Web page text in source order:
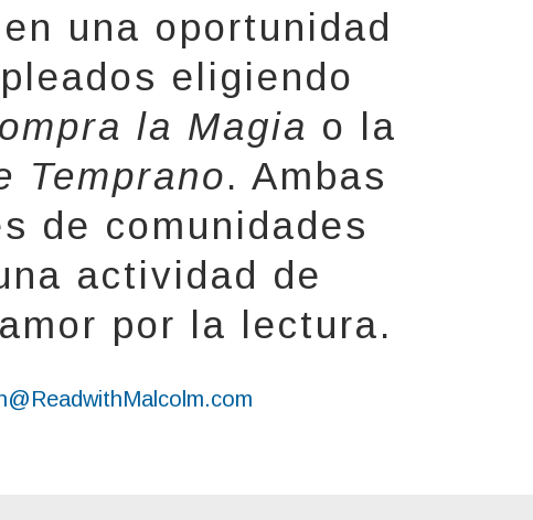
una oportunidad
eligiendo
la Magia o la
Temprano. Ambas
de comunidades
actividad de
por la lectura.